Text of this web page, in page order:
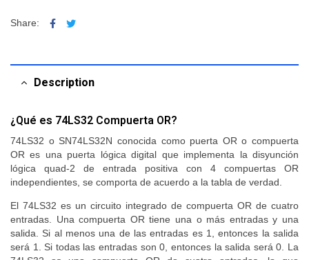
Share: Facebook
Twitter
Description
¿Qué es 74LS32 Compuerta OR?
74LS32 o SN74LS32N conocida como puerta OR o compuerta
OR es una puerta lógica digital que implementa la disyunción
lógica quad-2 de entrada positiva con 4 compuertas OR
independientes, se comporta de acuerdo a la tabla de verdad.
El 74LS32 es un circuito integrado de compuerta OR de cuatro
entradas. Una compuerta OR tiene una o más entradas y una
salida. Si al menos una de las entradas es 1, entonces la salida
será 1. Si todas las entradas son 0, entonces la salida será 0. La